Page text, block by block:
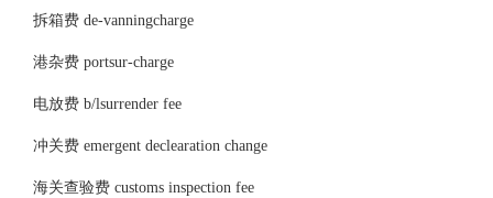
拆箱费 de-vanningcharge
港杂费 portsur-charge
电放费 b/lsurrender fee
冲关费 emergent declearation change
海关查验费 customs inspection fee